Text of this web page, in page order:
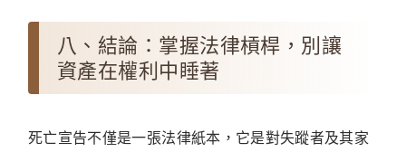
八、結論：掌握法律槓桿，別讓
資產在權利中睡著
死亡宣告不僅是一張法律紙本，它是對失蹤者及其家